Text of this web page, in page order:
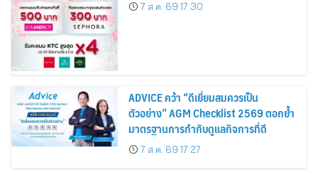
Cosmetics Rises 26%
7 ส.ค. 69 17:30
ADVICE คว้า “ดีเยี่ยมสมควรเป็น
ตัวอย่าง” AGM Checklist 2569 ตอกย้ำ
มาตรฐานการกำกับดูแลกิจการที่ดี
7 ส.ค. 69 17:27